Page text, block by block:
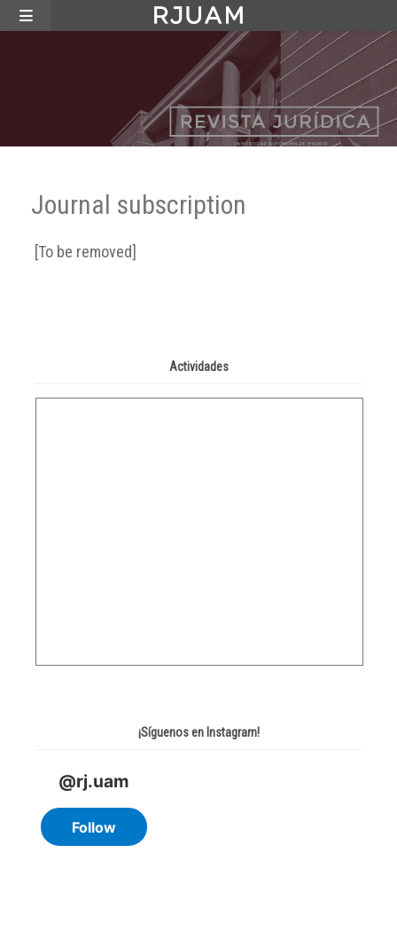
Journal subscription
[To be removed]
Actividades
¡Síguenos en Instagram!